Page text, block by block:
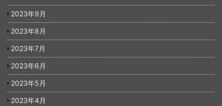
2023年9月
2023年8月
2023年7月
2023年6月
2023年5月
2023年4月